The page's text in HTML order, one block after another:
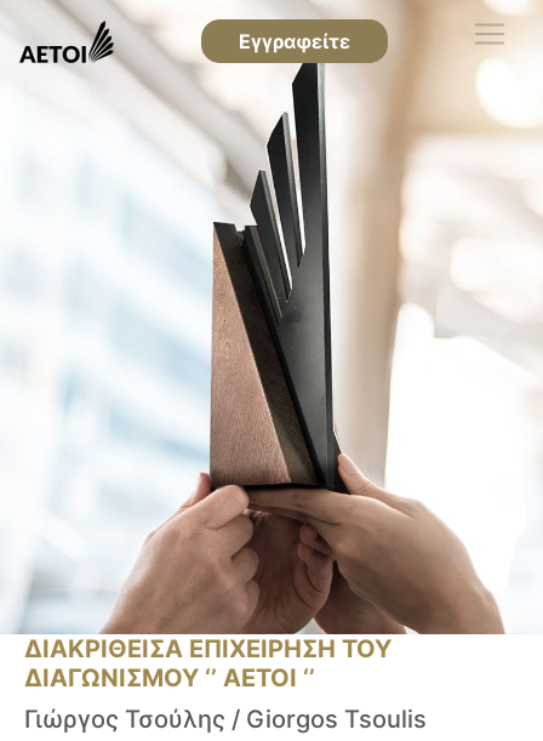
Εγγραφείτε
ΔΙΑΚΡΙΘΕΙΣΑ ΕΠΙΧΕΙΡΗΣΗ ΤΟΥ
ΔΙΑΓΩΝΙΣΜΟΥ ‘’ ΑΕΤΟΙ ‘’
Γιώργος Τσούλης / Giorgos Tsoulis